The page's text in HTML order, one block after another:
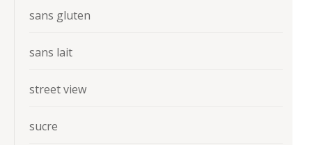
sans gluten
sans lait
street view
sucre